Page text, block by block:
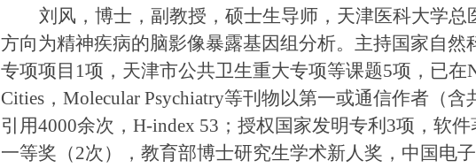
刘风，博士，副教授，硕士生导师，天津医科大学
方向为精神疾病的脑影像暴露基因组分析。主持国家自然
专项项目 1项，天津市公共卫生重大专项等课题5项，已在
Cities， Molecular Psychiatry等刊物以第一或通信作者（含
引用4000余次， H-index 53 ；授权国家发明专利 3项，软件
一等奖（2次），教育部博士研究生学术新人奖，中国电